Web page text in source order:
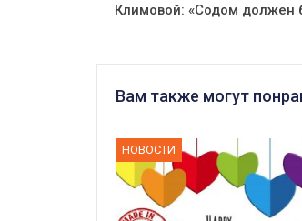
Климовой: «Содом должен
Вам также могут
НОВОСТИ